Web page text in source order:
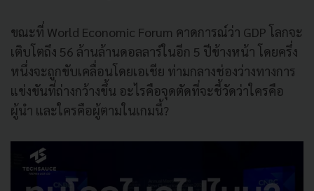
ขณะที่ World Economic Forum คาดการณ์ว่า GDP โลกจะ
เติบโตถึง 56 ล้านล้านดอลลาร์ในอีก 5 ปีข้างหน้า โดยครึ่ง
หนึ่งจะถูกขับเคลื่อนโดยเอเชีย ท่ามกลางช่องว่างทางการ
แข่งขันที่ถ่างกว้างขึ้น อะไรคือจุดตัดที่จะชี้วัดว่าใครคือ
ผู้นำ และใครคือผู้ตามในเกมนี้?